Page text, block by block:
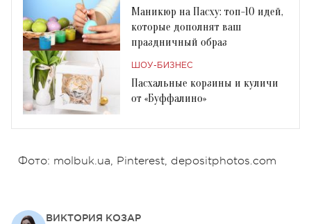
Маникюр на Пасху: топ-10 идей,
которые дополнят ваш
праздничный образ
ШОУ-БИЗНЕС
Пасхальные корзины и куличи
от «Буффалино»
Фото: molbuk.ua, Pinterest, depositphotos.com
ВИКТОРИЯ КОЗАР